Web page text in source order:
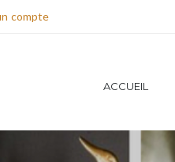
compte
ACCUEIL